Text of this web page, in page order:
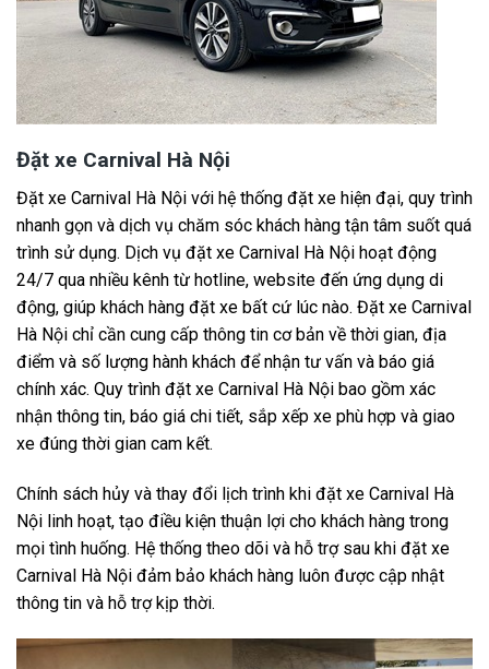
Đặt xe Carnival Hà Nội
Đặt xe Carnival Hà Nội với hệ thống đặt xe hiện đại, quy trình
nhanh gọn và dịch vụ chăm sóc khách hàng tận tâm suốt quá
trình sử dụng. Dịch vụ đặt xe Carnival Hà Nội hoạt động
24/7 qua nhiều kênh từ hotline, website đến ứng dụng di
động, giúp khách hàng đặt xe bất cứ lúc nào. Đặt xe Carnival
Hà Nội chỉ cần cung cấp thông tin cơ bản về thời gian, địa
điểm và số lượng hành khách để nhận tư vấn và báo giá
chính xác. Quy trình đặt xe Carnival Hà Nội bao gồm xác
nhận thông tin, báo giá chi tiết, sắp xếp xe phù hợp và giao
xe đúng thời gian cam kết.
Chính sách hủy và thay đổi lịch trình khi đặt xe Carnival Hà
Nội linh hoạt, tạo điều kiện thuận lợi cho khách hàng trong
mọi tình huống. Hệ thống theo dõi và hỗ trợ sau khi đặt xe
Carnival Hà Nội đảm bảo khách hàng luôn được cập nhật
thông tin và hỗ trợ kịp thời.